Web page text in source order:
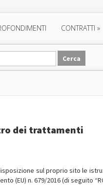
CONTRATTI »
dei trattamenti
sul proprio sito le
(EU) n. 679/2016 (di seguito